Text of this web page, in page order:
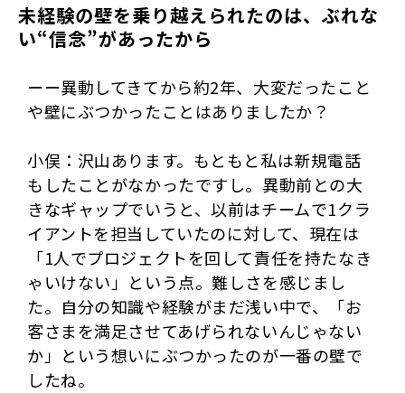
未経験の壁を乗り越えられたのは、ぶれな
い“信念”があったから
ーー異動してきてから約2年、大変だったこと
や壁にぶつかったことはありましたか？
小俣：沢山あります。もともと私は新規電話
もしたことがなかったですし。異動前との大
きなギャップでいうと、以前はチームで1クラ
イアントを担当していたのに対して、現在は
「1人でプロジェクトを回して責任を持たなき
ゃいけない」という点。難しさを感じまし
た。自分の知識や経験がまだ浅い中で、「お
客さまを満足させてあげられないんじゃない
か」という想いにぶつかったのが一番の壁で
したね。